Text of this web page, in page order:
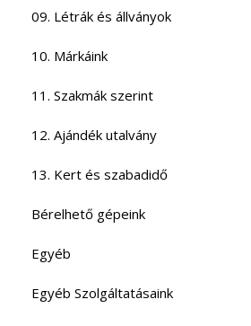
09. Létrák és állványok
10. Márkáink
11. Szakmák szerint
12. Ajándék utalvány
13. Kert és szabadidő
Bérelhető gépeink
Egyéb
Egyéb Szolgáltatásaink